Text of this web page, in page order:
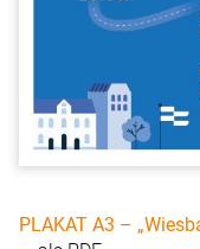
PLAKAT A3 –